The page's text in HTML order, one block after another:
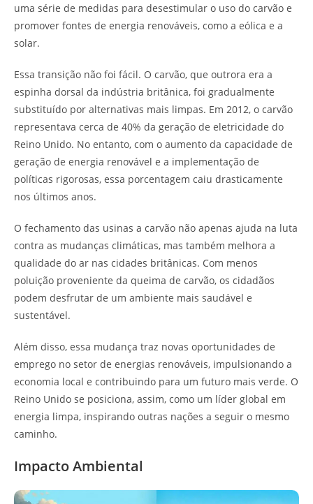
uma série de medidas para desestimular o uso do carvão e
promover fontes de energia renováveis, como a eólica e a
solar.
Essa transição não foi fácil. O carvão, que outrora era a
espinha dorsal da indústria britânica, foi gradualmente
substituído por alternativas mais limpas. Em 2012, o carvão
representava cerca de 40% da geração de eletricidade do
Reino Unido. No entanto, com o aumento da capacidade de
geração de energia renovável e a implementação de
políticas rigorosas, essa porcentagem caiu drasticamente
nos últimos anos.
O fechamento das usinas a carvão não apenas ajuda na luta
contra as mudanças climáticas, mas também melhora a
qualidade do ar nas cidades britânicas. Com menos
poluição proveniente da queima de carvão, os cidadãos
podem desfrutar de um ambiente mais saudável e
sustentável.
Além disso, essa mudança traz novas oportunidades de
emprego no setor de energias renováveis, impulsionando a
economia local e contribuindo para um futuro mais verde. O
Reino Unido se posiciona, assim, como um líder global em
energia limpa, inspirando outras nações a seguir o mesmo
caminho.
Impacto Ambiental